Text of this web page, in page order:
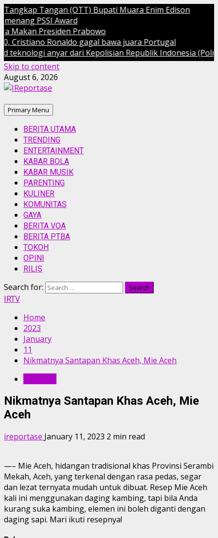
Tangan (OTT) Bupati Muara Enim Edison
PSSI Award
Presiden Prabowo
Ronaldo gagal bawa juara Portugal
anyar dari Kepolisian Republik Indonesia (Polri)
Skip to content
August 6, 2026
Primary Menu
BERITA UTAMA
TRENDING
ENTERTAINMENT
KABAR BOLA
KABAR MUSIK
PARENTING
KULINER
KOMUNITAS
GAYA
BERITA VOA
BERITA PTBA
TOKOH
OPINI
RILIS
Search for:
IRTV
Home
2023
January
11
Nikmatnya Santapan Khas Aceh, Mie Aceh
Nikmatnya Santapan Khas Aceh, Mie
Aceh
ireportase January 11, 2023 2 min read
—– Mie Aceh, hidangan tradisional khas Provinsi Serambi
Mekah, Aceh, yang terkenal dengan rasa pedas, segar
dan lezat ternyata mudah untuk dibuat. Resep Mie Aceh
kali ini menggunakan daging kambing, tapi bila Anda
kurang suka kambing, elemen ini boleh diganti dengan
daging sapi. Mari ikuti resepnya!